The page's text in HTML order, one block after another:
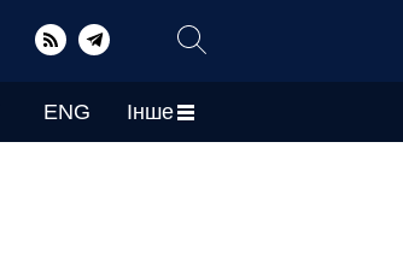
ENG Інше